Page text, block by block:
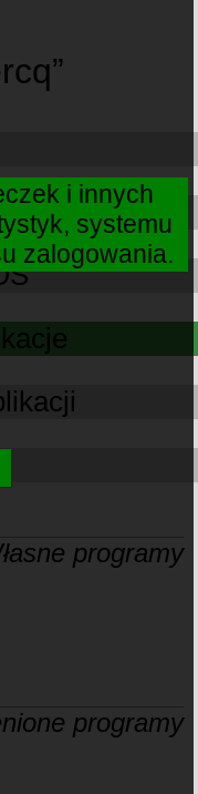
programy
programy
i innych
systemu
zalogowania.